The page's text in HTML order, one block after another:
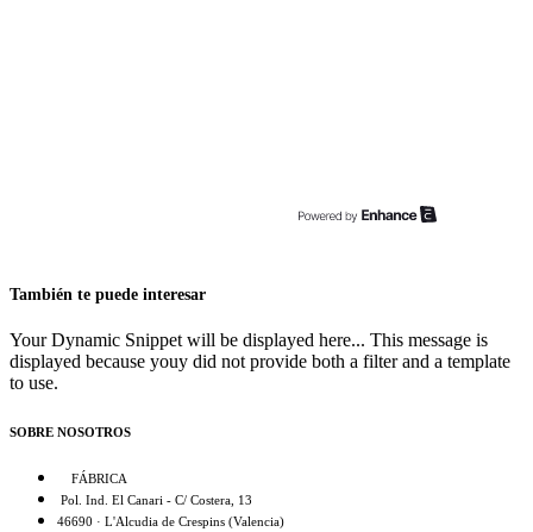
También te puede interesar
Your Dynamic Snippet will be displayed here... This message is
displayed because youy did not provide both a filter and a template
to use.
SOBRE NOSOTROS
FÁBRICA
Pol. Ind. El Canari - C/ Costera, 13
46690 · L'Alcudia de Crespins (Valencia)